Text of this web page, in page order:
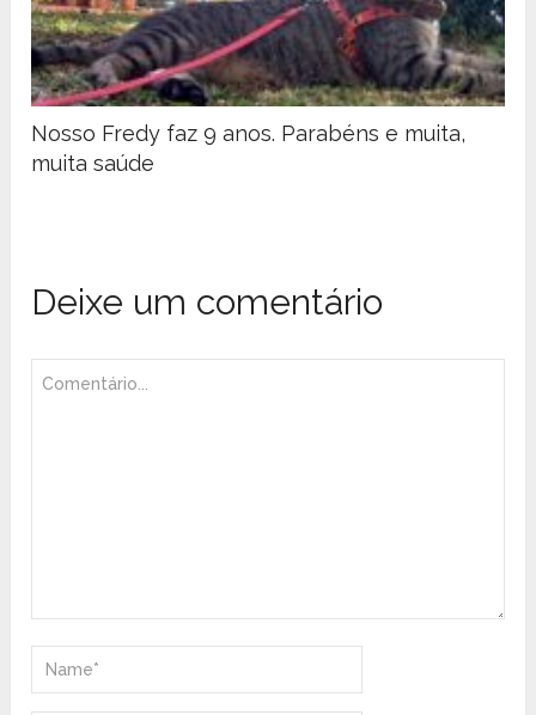
Nosso Fredy faz 9 anos. Parabéns e muita,
muita saúde
Deixe um comentário